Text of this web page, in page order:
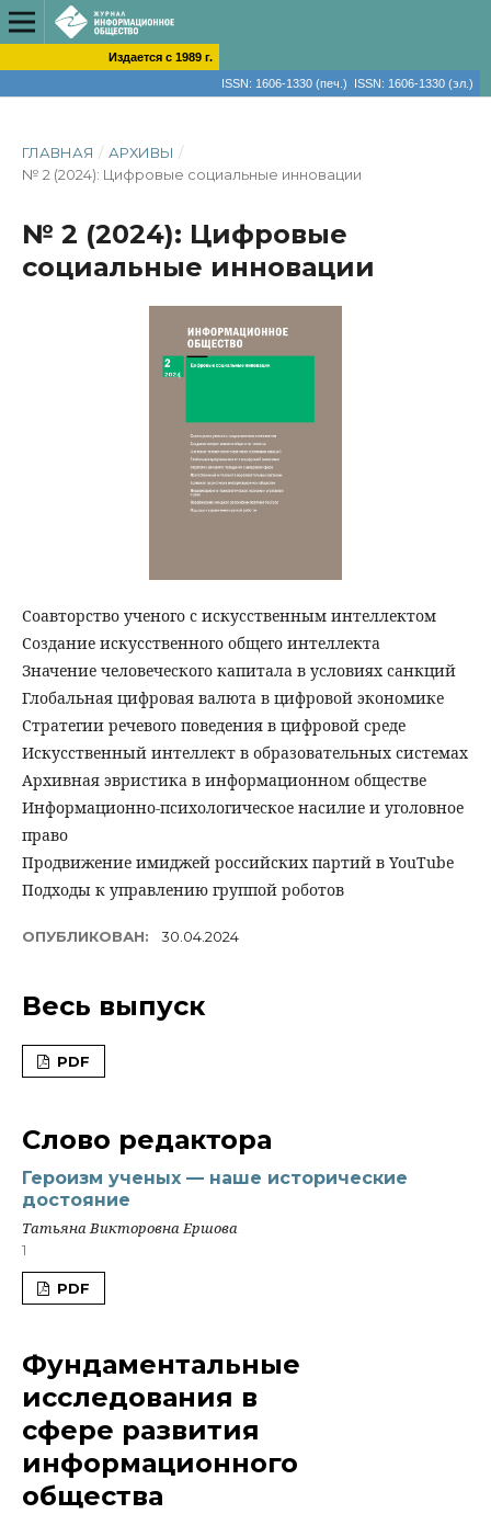
Издается с 1989 г.
ISSN: 1606-1330 (печ.) ISSN: 1606-1330 (эл.)
ГЛАВНАЯ / АРХИВЫ /
№ 2 (2024): Цифровые социальные инновации
№ 2 (2024): Цифровые
социальные инновации
Соавторство ученого с искусственным интеллектом
Создание искусственного общего интеллекта
Значение человеческого капитала в условиях санкций
Глобальная цифровая валюта в цифровой экономике
Cтратегии речевого поведения в цифровой среде
Искусственный интеллект в образовательных системах
Архивная эвристика в информационном обществе
Информационно-психологическое насилие и уголовное
право
Продвижение имиджей российских партий в YouTube
Подходы к управлению группой роботов
ОПУБЛИКОВАН: 30.04.2024
Весь выпуск
PDF
Слово редактора
Героизм ученых — наше исторические
достояние
Татьяна Викторовна Ершова
1
PDF
Фундаментальные
исследования в
сфере развития
информационного
общества